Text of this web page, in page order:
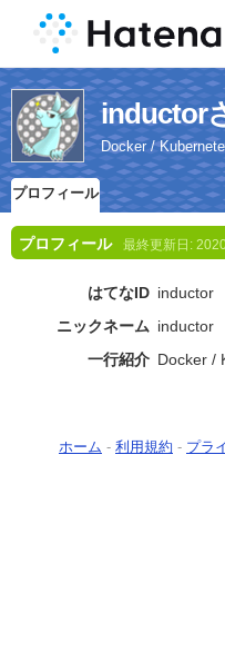
inductor
Docker /
プロフィール
プロフィール 最終更新日:
はてなID inductor
ニックネーム inductor
一行紹介 Docker /
ホーム - 利用規約 - プラ